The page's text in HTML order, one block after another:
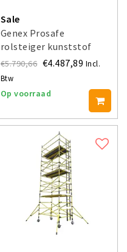
Sale
Genex Prosafe
rolsteiger kunststof
carbon 85x200
werkhoogte 4 m
€5.790,66 €4.487,89 Incl.
Btw
Op voorraad